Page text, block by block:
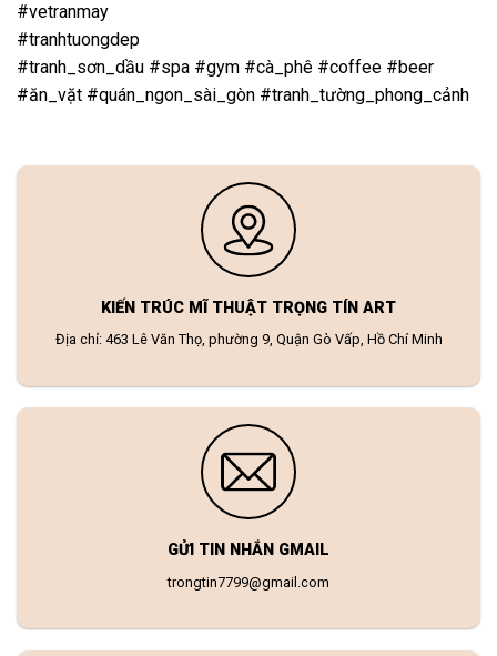
#vetranmay
#tranhtuongdep
#tranh_sơn_dầu #spa #gym #cà_phê #coffee #beer
#ăn_vặt #quán_ngon_sài_gòn #tranh_tường_phong_cảnh
KIẾN TRÚC MĨ THUẬT TRỌNG TÍN ART
Địa chỉ: 463 Lê Văn Thọ, phường 9, Quận Gò Vấp, Hồ Chí Minh
GỬI TIN NHẮN GMAIL
trongtin7799@gmail.com